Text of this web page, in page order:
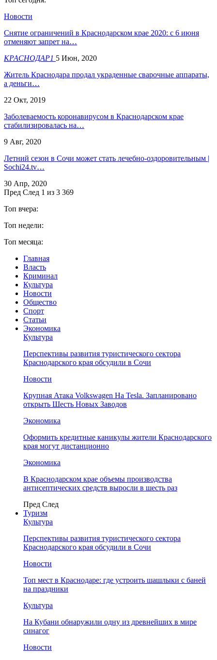
Новости
Снятие ограничений в Краснодарском крае 2020: с 6 июня
отменяют запрет на…
КРАСНОДАР1 5 Июн, 2020
Житель Краснодара продал украденные сварочные аппараты,
а деньги…
22 Окт, 2019
Заболеваемость коронавирусом в Краснодарском крае
стабилизировалась на…
9 Авг, 2020
Летний сезон в Сочи может стать лечебно-оздоровительным |
Sochi24.tv…
30 Апр, 2020
Пред След 1 из 3 369
Топ вчера:
Топ недели:
Топ месяца:
Главная
Власть
Криминал
Культура
Новости
Общество
Спорт
Статьи
Экономика
Культура
Перспективы развития туристического сектора
Краснодарского края обсудили в Сочи
Новости
Крупная Атака Volkswagen На Tesla. Запланировано
открыть Шесть Новых Заводов
Экономика
Оформить кредитные каникулы жители Краснодарского
края могут дистанционно
Экономика
В Краснодарском крае объемы производства
антисептических средств выросли в шесть раз
Пред След
Туризм
Культура
Перспективы развития туристического сектора
Краснодарского края обсудили в Сочи
Новости
Топ мест в Краснодаре: где устроить шашлыки с баней
на праздники
Культура
На Кубани обнаружили одну из древнейших в мире
синагог
Новости